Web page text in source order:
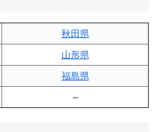
秋田県
山形県
福島県
–